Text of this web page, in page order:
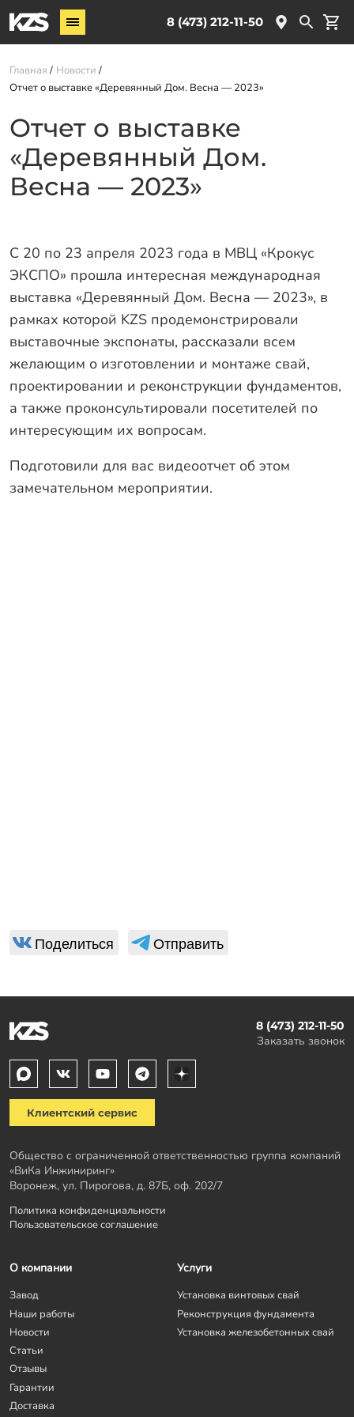
8 (473) 212-11-50
Винтовые сваи
Комплектующие
Услуги
О компании
Новости
Партнёрам
Доставка
Оплата
Отзывы
Главная
Новости
Отчет о выставке «Деревянный Дом. Весна — 2023»
Отчет о выставке
«Деревянный Дом.
Весна — 2023»
С 20 по 23 апреля 2023 года в МВЦ «Крокус
ЭКСПО» прошла интересная международная
выставка «Деревянный Дом. Весна — 2023», в
рамках которой KZS продемонстрировали
выставочные экспонаты, рассказали всем
желающим о изготовлении и монтаже свай,
проектировании и реконструкции фундаментов,
а также проконсультировали посетителей по
интересующим их вопросам.
Подготовили для вас видеоотчет об этом
замечательном мероприятии.
Поделиться Отправить
8 (473) 212-11-50
Заказать звонок
Клиентский сервис
Общество с ограниченной ответственностью группа компаний
«ВиКа Инжиниринг»
Воронеж, ул. Пирогова, д. 87Б, оф. 202/7
Политика конфиденциальности
Пользовательское соглашение
О компании
Завод
Наши работы
Новости
Статьи
Отзывы
Гарантии
Доставка
Услуги
Установка винтовых свай
Реконструкция фундамента
Установка железобетонных свай